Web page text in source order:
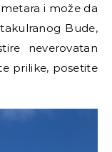
i može da
Bude,
neverovatan
prilike, posetite